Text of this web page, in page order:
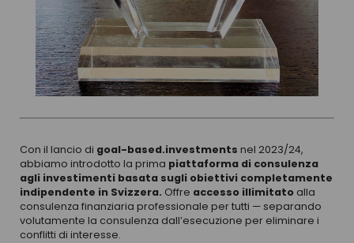
Con il lancio di goal-based.investments nel 2023/24,
abbiamo introdotto la prima piattaforma di consulenza
agli investimenti basata sugli obiettivi completamente
indipendente in Svizzera. Offre accesso illimitato alla
consulenza finanziaria professionale per tutti — separando
volutamente la consulenza dall’esecuzione per eliminare i
conflitti di interesse.